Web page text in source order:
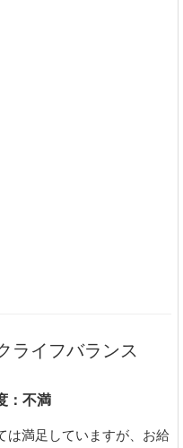
ライフバランス
：不満
は満足していますが、お給